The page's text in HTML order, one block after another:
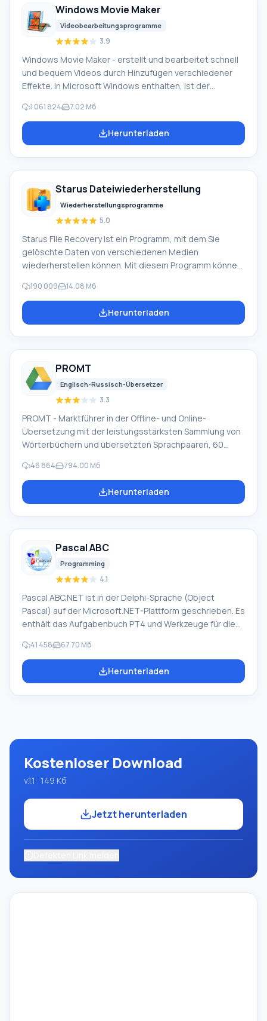
Windows Movie Maker
Videobearbeitungsprogramme
3.9
Windows Movie Maker - erstellt und bearbeitet schnell
und bequem Videos durch Hinzufügen verschiedener
Effekte. In Microsoft Windows enthalten, ist der
Windows Live-Softwarepakets von Microsoft.
Funktionen von Windows Movie Maker: Video von
verschiedenen Quellen aufnehmen (Camcorder,
hinzufügen, verwenden zwischen
1 061 824 7.02 Мб
Herunterladen
Starus Dateiwiederherstellung
Wiederherstellungsprogramme
5.0
Starus File Recovery ist ein Programm, mit dem Sie
gelöschte Daten von verschiedenen Medien
wiederherstellen können. Mit diesem Programm können
Weise verloren gegangen sind. Zum Beispiel wurden sie
unter Umgehung des Papierkorbs gelöscht, von
Schadsoftware versteckt, aufgrund von
verschiedenen Geräten wie Festplatten, SS
190 009 14.08 Мб
Herunterladen
PROMT
Englisch-Russisch-Übersetzer
3.3
PROMT - Marktführer in der Offline- und Online-
Übersetzung mit der leistungsstärksten Sammlung von
Wörterbüchern und übersetzten Sprachpaaren, 60
Unternehmen, Entwickler von Übersetzungssystemen
für Privatanwender und Unternehmen. Die PROMT-
Software bietet Übersetzungen beliebiger Texte mit
russische Oberfläche oder E-Mails von einem
ausländischen Unternehmen.
46 864 794.00 Мб
Herunterladen
Pascal ABC
Programming
4.1
Pascal ABC.NET ist in der Delphi-Sprache (Object
Pascal) auf der Microsoft.NET-Plattform geschrieben. Es
enthält das Aufgabenbuch PT4 und Werkzeuge für die
Informatikunterricht der Schulen beim Erlernen der
Programmierung verwendet werden. Der Hauptzweck
des Programmsystems Pascal ABC.NET ist das Studium
Micros
41 458 67.70 Мб
Herunterladen
Kostenloser Download
v.1.1 · 149 Кб
Jetzt herunterladen